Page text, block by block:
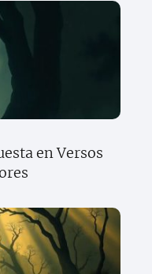
en Versos